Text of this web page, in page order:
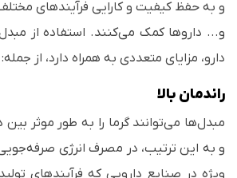
و به حفظ کیفیت و کارایی فرآیندهای
و... داروها کمک می‌کنند. استفاده از
دارو، مزایای متعددی به همراه دارد، از جمله:
راندمان بالا
مبدل‌ها می‌توانند گرما را به طور موثر
و به این ترتیب، در مصرف انرژی
ویژه در صنایع دارویی که فرآیندهای